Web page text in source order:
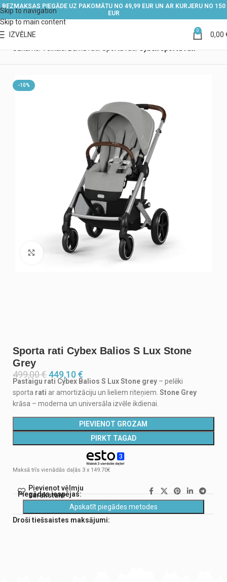
Skip to navigation
Skip to main content
BEZMAKSAS PIEGĀDE UZ PAKOMĀTU NO 49,99 EUR UN AR KURJERU NO 150
EUR
IZVĒLNE 0 0,00
-10%
Noklikšķiniet, lai palielinātu
Sporta rati Cybex Balios S Lux Stone
Grey
499,00€449,10€
Pastaigu rati Cybex Balios S LuxStone grey – pelēki
sporta rati ar amortizāciju un lieliem riteņiem. Stone Grey
krāsa – moderna un universāla izvēle ikdienai.
PIEVIENOT GROZAM
PIRKT TAGAD
Maksā trīs vienādās daļās 3 x 149.70€
Pievienot vēlmju
sarakstam
Piegādes iespējas:
Apskatīt piegādes metodes
Droši tiešsaistes maksājumi: